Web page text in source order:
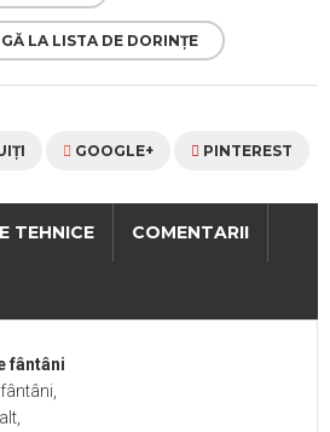
LA LISTA DE DORINȚE
GOOGLE+ PINTEREST
TEHNICE COMENTARII
fântâni